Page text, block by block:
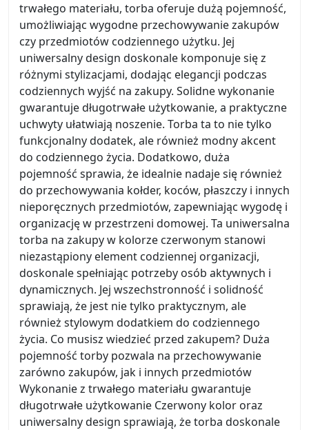
trwałego materiału, torba oferuje dużą pojemność,
umożliwiając wygodne przechowywanie zakupów
czy przedmiotów codziennego użytku. Jej
uniwersalny design doskonale komponuje się z
różnymi stylizacjami, dodając elegancji podczas
codziennych wyjść na zakupy. Solidne wykonanie
gwarantuje długotrwałe użytkowanie, a praktyczne
uchwyty ułatwiają noszenie. Torba ta to nie tylko
funkcjonalny dodatek, ale również modny akcent
do codziennego życia. Dodatkowo, duża
pojemność sprawia, że idealnie nadaje się również
do przechowywania kołder, koców, płaszczy i innych
nieporęcznych przedmiotów, zapewniając wygodę i
organizację w przestrzeni domowej. Ta uniwersalna
torba na zakupy w kolorze czerwonym stanowi
niezastąpiony element codziennej organizacji,
doskonale spełniając potrzeby osób aktywnych i
dynamicznych. Jej wszechstronność i solidność
sprawiają, że jest nie tylko praktycznym, ale
również stylowym dodatkiem do codziennego
życia. Co musisz wiedzieć przed zakupem? Duża
pojemność torby pozwala na przechowywanie
zarówno zakupów, jak i innych przedmiotów
Wykonanie z trwałego materiału gwarantuje
długotrwałe użytkowanie Czerwony kolor oraz
uniwersalny design sprawiają, że torba doskonale